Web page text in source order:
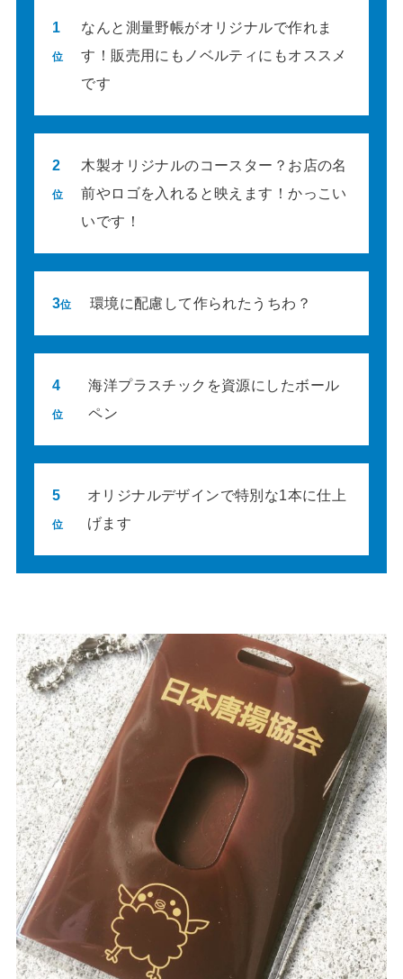
1
位
なんと測量野帳がオリジナルで作れま
す！販売用にもノベルティにもオススメ
です
2
位
木製オリジナルのコースター？お店の名
前やロゴを入れると映えます！かっこい
いです！
3位 環境に配慮して作られたうちわ？
4
位
海洋プラスチックを資源にしたボール
ペン
5
位
オリジナルデザインで特別な1本に仕上
げます